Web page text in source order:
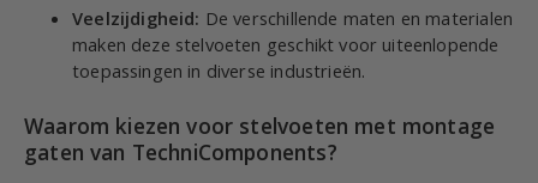
Veelzijdigheid: De verschillende maten en materialen
maken deze stelvoeten geschikt voor uiteenlopende
toepassingen in diverse industrieën.
Waarom kiezen voor stelvoeten met montage
gaten van TechniComponents?